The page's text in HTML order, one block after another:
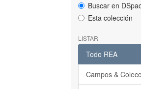
Buscar en
Esta colección
LISTAR
Todo REA
Campos &